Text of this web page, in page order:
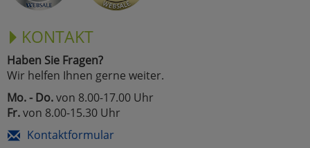
KONTAKT
Haben Sie Fragen?
Wir helfen Ihnen gerne weiter.
Mo. - Do.von 8.00-17.00 Uhr
Fr.von 8.00-15.30 Uhr
Kontaktformular